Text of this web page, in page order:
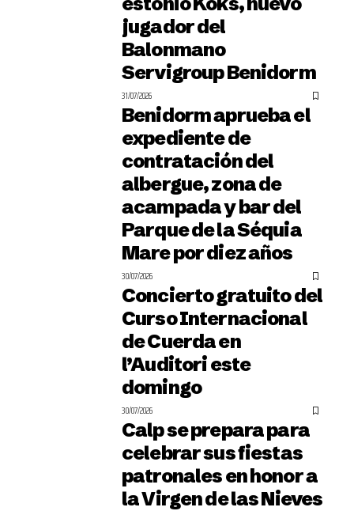
jugador del
Balonmano
Servigroup Benidorm
31/07/2026
Benidorm aprueba el
expediente de
contratación del
albergue, zona de
acampada y bar del
Parque de la Séquia
Mare por diez años
30/07/2026
Concierto gratuito del
Curso Internacional
de Cuerda en
l’Auditori este
domingo
30/07/2026
Calp se prepara para
celebrar sus fiestas
patronales en honor a
la Virgen de las Nieves